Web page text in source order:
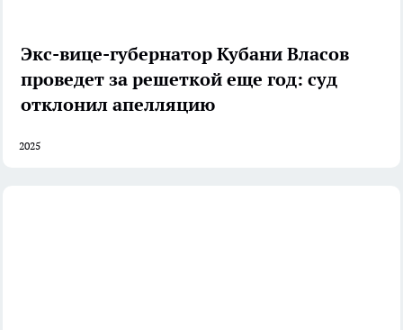
Экс-вице-губернатор Кубани Власов
проведет за решеткой еще год: суд
отклонил апелляцию
2025